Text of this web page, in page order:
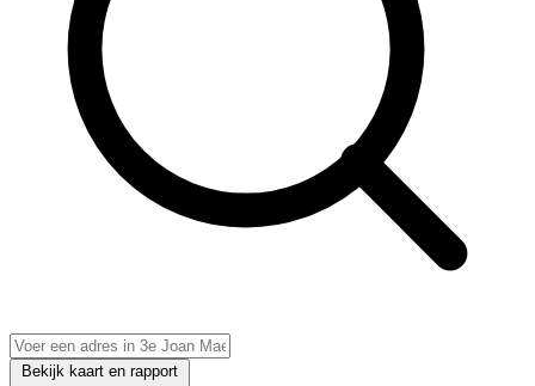
Bekijk kaart en rapport